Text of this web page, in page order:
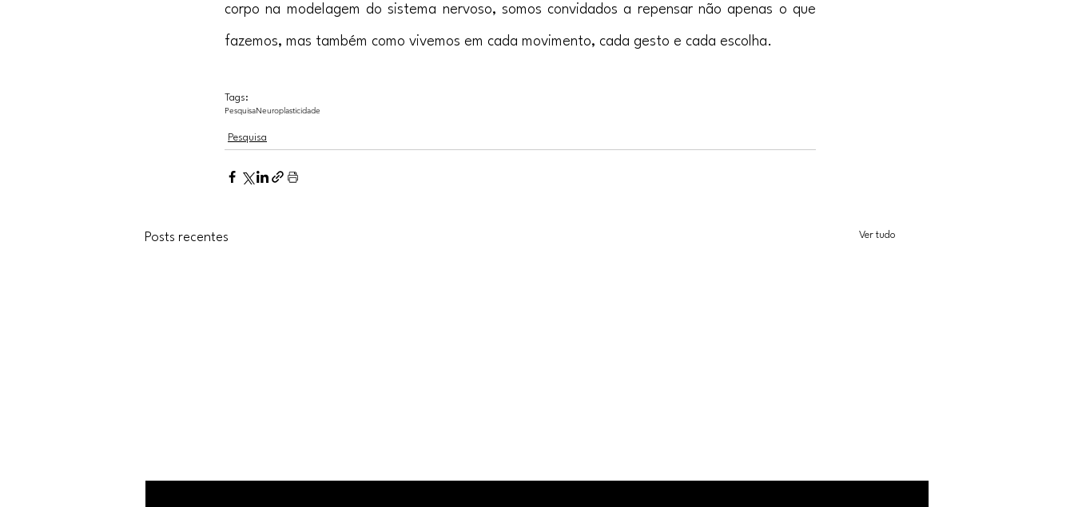
corpo na modelagem do sistema nervoso, somos convidados a repensar não apenas o que
fazemos, mas também como vivemos em cada movimento, cada gesto e cada escolha.
Tags:
PesquisaNeuroplasticidade
Pesquisa
Posts recentes Ver tudo